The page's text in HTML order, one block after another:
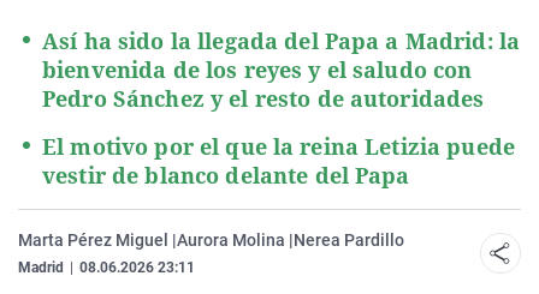
Así ha sido la llegada del Papa a Madrid: la
bienvenida de los reyes y el saludo con
Pedro Sánchez y el resto de autoridades
El motivo por el que la reina Letizia puede
vestir de blanco delante del Papa
Marta Pérez Miguel |Aurora Molina |Nerea Pardillo
Madrid 08.06.2026 23:11